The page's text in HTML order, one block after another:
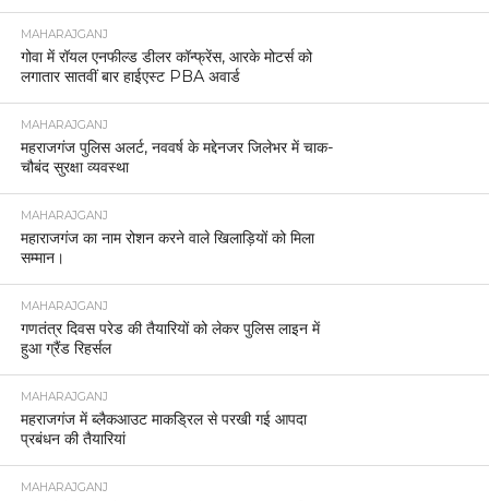
MAHARAJGANJ
गोवा में रॉयल एनफील्ड डीलर कॉन्फ्रेंस, आरके मोटर्स को
लगातार सातवीं बार हाईएस्ट PBA अवार्ड
MAHARAJGANJ
महराजगंज पुलिस अलर्ट, नववर्ष के मद्देनजर जिलेभर में चाक-
चौबंद सुरक्षा व्यवस्था
MAHARAJGANJ
महाराजगंज का नाम रोशन करने वाले खिलाड़ियों को मिला
सम्मान।
MAHARAJGANJ
गणतंत्र दिवस परेड की तैयारियों को लेकर पुलिस लाइन में
हुआ ग्रैंड रिहर्सल
MAHARAJGANJ
महराजगंज में ब्लैकआउट माकड्रिल से परखी गई आपदा
प्रबंधन की तैयारियां
MAHARAJGANJ